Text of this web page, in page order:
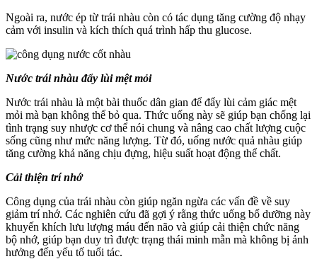
Ngoài ra, nước ép từ trái nhàu còn có tác dụng tăng cường độ nhạy
cảm với insulin và kích thích quá trình hấp thu glucose.
Nước trái nhàu đẩy lùi mệt mỏi
Nước trái nhàu là một bài thuốc dân gian để đẩy lùi cảm giác mệt
mỏi mà bạn không thể bỏ qua. Thức uống này sẽ giúp bạn chống lại
tình trạng suy nhược cơ thể nói chung và nâng cao chất lượng cuộc
sống cũng như mức năng lượng. Từ đó, uống nước quả nhàu giúp
tăng cường khả năng chịu đựng, hiệu suất hoạt động thể chất.
Cải thiện trí nhớ
Công dụng của trái nhàu còn giúp ngăn ngừa các vấn đề về suy
giảm trí nhớ. Các nghiên cứu đã gợi ý rằng thức uống bổ dưỡng này
khuyến khích lưu lượng máu đến não và giúp cải thiện chức năng
bộ nhớ, giúp bạn duy trì được trạng thái minh mẫn mà không bị ảnh
hưởng đến yếu tố tuổi tác.